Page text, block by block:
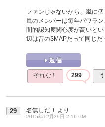
ファンじゃないから、嵐に
嵐のメンバーは毎年パワラ
間的認知度関心度が高いと
辺は昔のSMAPだって同じだ
それな！ 299
29 名無しだＪ より
2015年12月29日 2:16 PM